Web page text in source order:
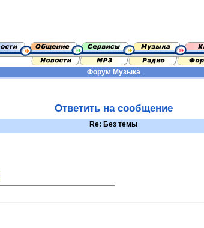
Форум Музыка
Ответить на сообщение
Re: Без темы